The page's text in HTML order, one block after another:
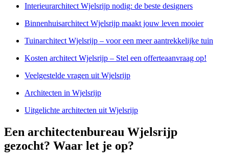
Interieurarchitect Wjelsrijp nodig: de beste designers
Binnenhuisarchitect Wjelsrijp maakt jouw leven mooier
Tuinarchitect Wjelsrijp – voor een meer aantrekkelijke tuin
Kosten architect Wjelsrijp – Stel een offerteaanvraag op!
Veelgestelde vragen uit Wjelsrijp
Architecten in Wjelsrijp
Uitgelichte architecten uit Wjelsrijp
Een architectenbureau Wjelsrijp
gezocht? Waar let je op?